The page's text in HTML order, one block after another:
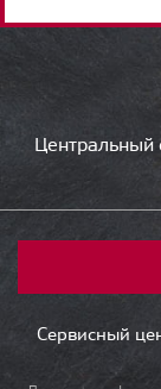
Центральный
Сервисный